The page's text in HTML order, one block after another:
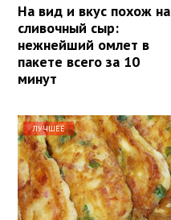
На вид и вкус похож на
сливочный сыр:
нежнейший омлет в
пакете всего за 10
минут
ЛУЧШЕЕ